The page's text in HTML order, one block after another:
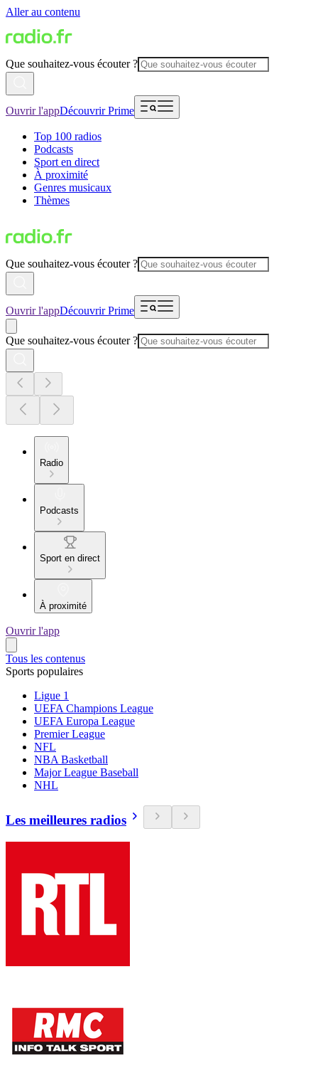
Aller au contenu
Que souhaitez-vous écouter ?
Ouvrir l'appDécouvrir Prime
Top 100 radios
Podcasts
Sport en direct
À proximité
Genres musicaux
Thèmes
Que souhaitez-vous écouter ?
Ouvrir l'appDécouvrir Prime
Que souhaitez-vous écouter ?
Radio
Podcasts
Sport en direct
À proximité
Ouvrir l'app
Tous les contenus
Sports populaires
Ligue 1
UEFA Champions League
UEFA Europa League
Premier League
NFL
NBA Basketball
Major League Baseball
NHL
Les meilleures radios